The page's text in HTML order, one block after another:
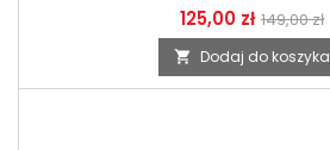
125,00 zł 149,00 zł
 Dodaj do koszyka